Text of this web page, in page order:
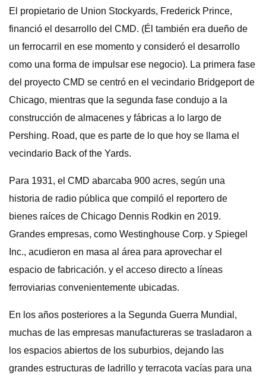
El propietario de Union Stockyards, Frederick Prince,
financió el desarrollo del CMD. (Él también era dueño de
un ferrocarril en ese momento y consideró el desarrollo
como una forma de impulsar ese negocio). La primera fase
del proyecto CMD se centró en el vecindario Bridgeport de
Chicago, mientras que la segunda fase condujo a la
construcción de almacenes y fábricas a lo largo de
Pershing. Road, que es parte de lo que hoy se llama el
vecindario Back of the Yards.
Para 1931, el CMD abarcaba 900 acres, según una
historia de radio pública que compiló el reportero de
bienes raíces de Chicago Dennis Rodkin en 2019.
Grandes empresas, como Westinghouse Corp. y Spiegel
Inc., acudieron en masa al área para aprovechar el
espacio de fabricación. y el acceso directo a líneas
ferroviarias convenientemente ubicadas.
En los años posteriores a la Segunda Guerra Mundial,
muchas de las empresas manufactureras se trasladaron a
los espacios abiertos de los suburbios, dejando las
grandes estructuras de ladrillo y terracota vacías para una